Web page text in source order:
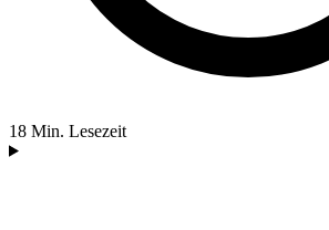
18 Min. Lesezeit